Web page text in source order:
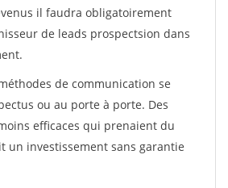
il faudra obligatoirement
de leads prospectsion dans
de communication se
ou au porte à porte. Des
efficaces qui prenaient du
un investissement sans garantie